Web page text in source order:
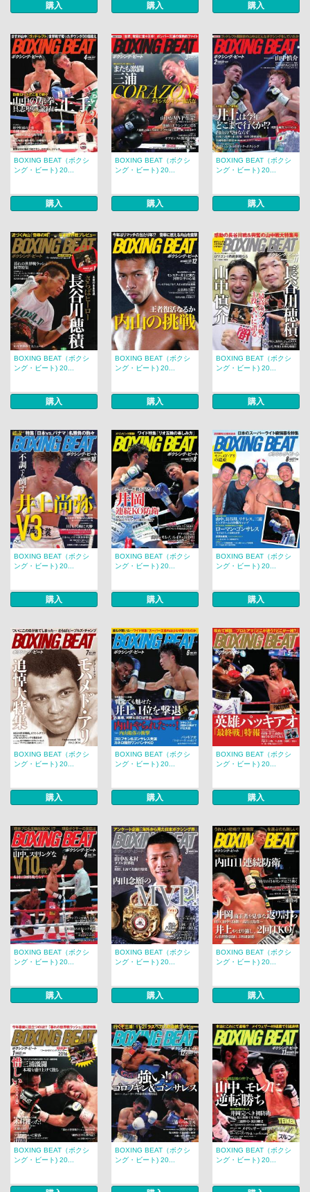
購入 購入 購入
BOXING BEAT（ボクシ
ング・ビート) 20...
購入
BOXING BEAT（ボクシ
ング・ビート) 20...
購入
BOXING BEAT（ボクシ
ング・ビート) 20...
購入
BOXING BEAT（ボクシ
ング・ビート) 20...
購入
BOXING BEAT（ボクシ
ング・ビート) 20...
購入
BOXING BEAT（ボクシ
ング・ビート) 20...
購入
BOXING BEAT（ボクシ
ング・ビート) 20...
購入
BOXING BEAT（ボクシ
ング・ビート) 20...
購入
BOXING BEAT（ボクシ
ング・ビート) 20...
購入
BOXING BEAT（ボクシ
ング・ビート) 20...
購入
BOXING BEAT（ボクシ
ング・ビート) 20...
購入
BOXING BEAT（ボクシ
ング・ビート) 20...
購入
BOXING BEAT（ボクシ
ング・ビート) 20...
購入
BOXING BEAT（ボクシ
ング・ビート) 20...
購入
BOXING BEAT（ボクシ
ング・ビート) 20...
購入
BOXING BEAT（ボクシ
ング・ビート) 20...
BOXING BEAT（ボクシ
ング・ビート) 20...
BOXING BEAT（ボクシ
ング・ビート) 20...